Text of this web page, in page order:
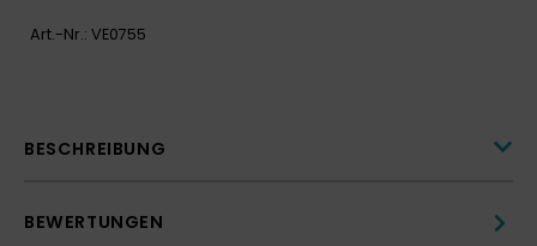
Art.-Nr.: VE0755
BESCHREIBUNG
BEWERTUNGEN